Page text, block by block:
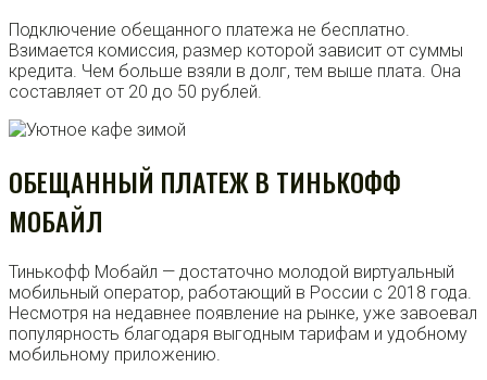
Подключение обещанного платежа не бесплатно.
Взимается комиссия, размер которой зависит от суммы
кредита. Чем больше взяли в долг, тем выше плата. Она
составляет от 20 до 50 рублей.
ОБЕЩАННЫЙ ПЛАТЕЖ В ТИНЬКОФФ
МОБАЙЛ
Тинькофф Мобайл — достаточно молодой виртуальный
мобильный оператор, работающий в России с 2018 года.
Несмотря на недавнее появление на рынке, уже завоевал
популярность благодаря выгодным тарифам и удобному
мобильному приложению.